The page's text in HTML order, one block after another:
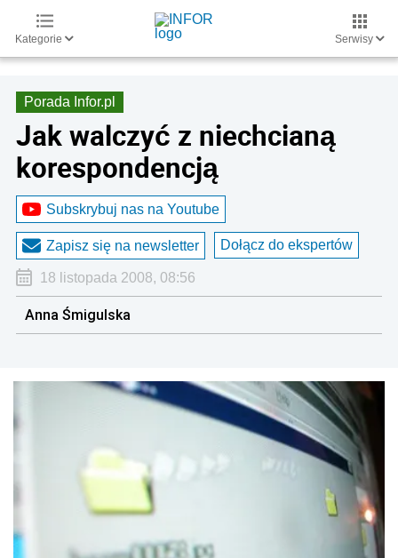
Kategorie Serwisy
Porada Infor.pl
Jak walczyć z niechcianą
korespondencją
Subskrybuj nas na Youtube
Zapisz się na newsletter Dołącz do ekspertów
18 listopada 2008, 08:56
Anna Śmigulska